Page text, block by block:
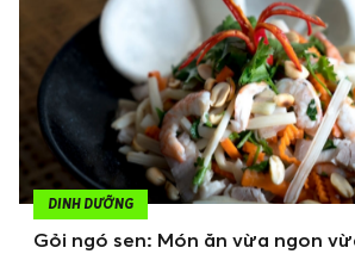
DINH DƯỠNG
Gỏi ngó sen: Món ăn vừa ngon